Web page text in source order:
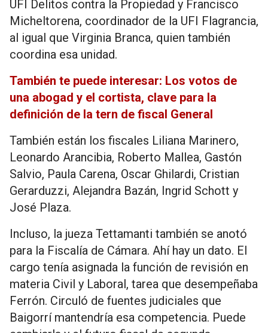
UFI Delitos contra la Propiedad y Francisco
Micheltorena, coordinador de la UFI Flagrancia,
al igual que Virginia Branca, quien también
coordina esa unidad.
También te puede interesar: Los votos de
una abogad y el cortista, clave para la
definición de la tern de fiscal General
También están los fiscales Liliana Marinero,
Leonardo Arancibia, Roberto Mallea, Gastón
Salvio, Paula Carena, Oscar Ghilardi, Cristian
Gerarduzzi, Alejandra Bazán, Ingrid Schott y
José Plaza.
Incluso, la jueza Tettamanti también se anotó
para la Fiscalía de Cámara. Ahí hay un dato. El
cargo tenía asignada la función de revisión en
materia Civil y Laboral, tarea que desempeñaba
Ferrón. Circuló de fuentes judiciales que
Baigorrí mantendría esa competencia. Puede